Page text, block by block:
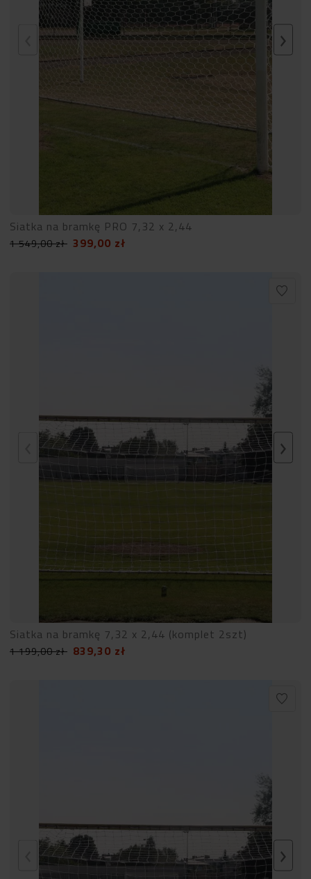
Siatka na bramkę PRO 7,32 x 2,44
1 549,00zł 399,00 zł
Siatka na bramkę 7,32 x 2,44 (komplet 2szt)
1 199,00zł 839,30 zł